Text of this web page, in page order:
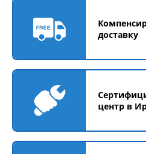
доставку
центр в